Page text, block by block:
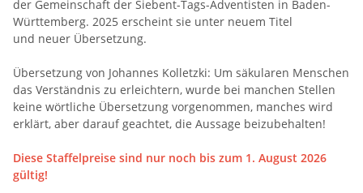
der Gemeinschaft der Siebent-Tags-Adventisten in Baden-
Württemberg. 2025 erscheint sie unter neuem Titel
und neuer Übersetzung.
Übersetzung von Johannes Kolletzki: Um säkularen Menschen
das Verständnis zu erleichtern, wurde bei manchen Stellen
keine wörtliche Übersetzung vorgenommen, manches wird
erklärt, aber darauf geachtet, die Aussage beizubehalten!
Diese Staffelpreise sind nur noch bis zum 1. August 2026
gültig!